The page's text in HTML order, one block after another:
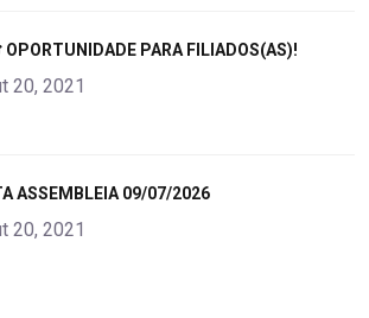
OPORTUNIDADE PARA FILIADOS(AS)!
20, 2021
ASSEMBLEIA 09/07/2026
20, 2021